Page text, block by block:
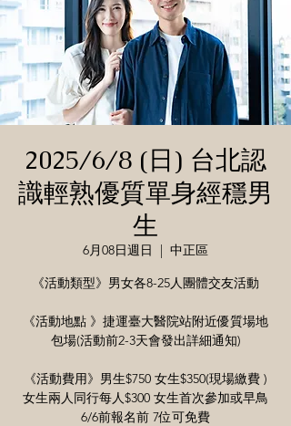
2025/6/8 (日) 台北認
識輕熟優質單身經穩男
生
6月08日週日
  |
中正區
《活動類型》男女各8-25人團體交友活動
《活動地點 》捷運臺大醫院站附近優質場地
包場(活動前2-3天會發出詳細通知)
《活動費用》男生$750 女生$350(現場繳費 )
女生兩人同行每人$300 女生首次參加或早鳥
6/6前報名前 7位可免費